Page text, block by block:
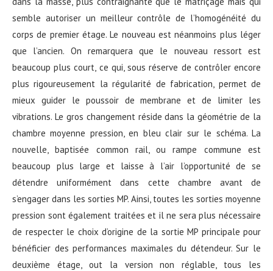
semble autoriser un meilleur contrôle de l’homogénéité du
corps de premier étage. Le nouveau est néanmoins plus léger
que l’ancien. On remarquera que le nouveau ressort est
beaucoup plus court, ce qui, sous réserve de contrôler encore
plus rigoureusement la régularité de fabrication, permet de
mieux guider le poussoir de membrane et de limiter les
vibrations. Le gros changement réside dans la géométrie de la
chambre moyenne pression, en bleu clair sur le schéma. La
nouvelle, baptisée common rail, ou rampe commune est
beaucoup plus large et laisse à l’air l’opportunité de se
détendre uniformément dans cette chambre avant de
s’engager dans les sorties MP. Ainsi, toutes les sorties moyenne
pression sont également traitées et il ne sera plus nécessaire
de respecter le choix d’origine de la sortie MP principale pour
bénéficier des performances maximales du détendeur. Sur le
deuxième étage, out la version non réglable, tous les